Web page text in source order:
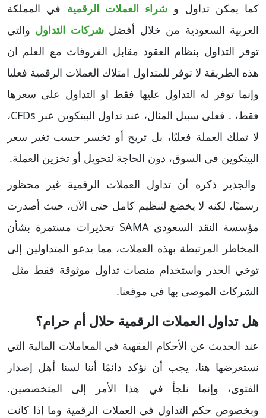
كما يمكن تداول و شراء العملات الرقمية في المملكة
العربية السعودية من خلال أفضل شركات التداول والتي
توفر التداول بنظام العقود مقابل الفروقات مع العلم ان
هذه الطريقة لا توفر للمتداول امتلاك العملات الرقمية فعليا
وإنما توفر له التداول عليها فقط او التداول على سعرها
فقط، . فعلى سبيل المثال، عند تداول البيتكوين عبر CFDs،
لا تملك العملة فعليًا، بل تربح أو تخسر حسب تغير سعر
البيتكوين في السوق، دون الحاجة لتحويل أو تخزين العملة.
والجدير ذكره أن تداول العملات الرقمية غير محظور
رسميًا، لكنه لا يخضع لتنظيم كامل حتى الآن، حيث أصدرت
مؤسسة النقد السعودي SAMA تحذيرات مستمرة بشأن
المخاطر المرتبطة بهذه العملات، مما يدعو المتداولين إلى
توخي الحذر واستخدام منصات تداول موثوقة فقط مثل
الشركات الموصى بها في موقعنا.
هل تداول العملات الرقمية حلال أم حرام؟
عند الحديث عن الأحكام الفقهية في المعاملات المالية التي
نستعرضها هنا، يجب أن نؤكد دائمًا أننا لسنا أهل إصدار
الفتوى، وإنما نلجأ في هذا الأمر إلى المتخصصين.
وبخصوص حكم التداول في العملات الرقمية وما إذا كانت